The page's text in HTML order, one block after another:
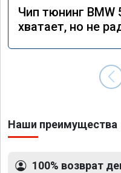
Чип тюнинг BMW
хватает, но не
Наши преимущества
100% возврат